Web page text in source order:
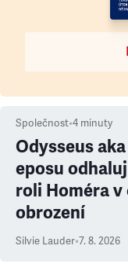
Společnost•4 minuty
Odysseus
eposu
roli Homéra v
obrození
Silvie Lauder•7. 8. 2026